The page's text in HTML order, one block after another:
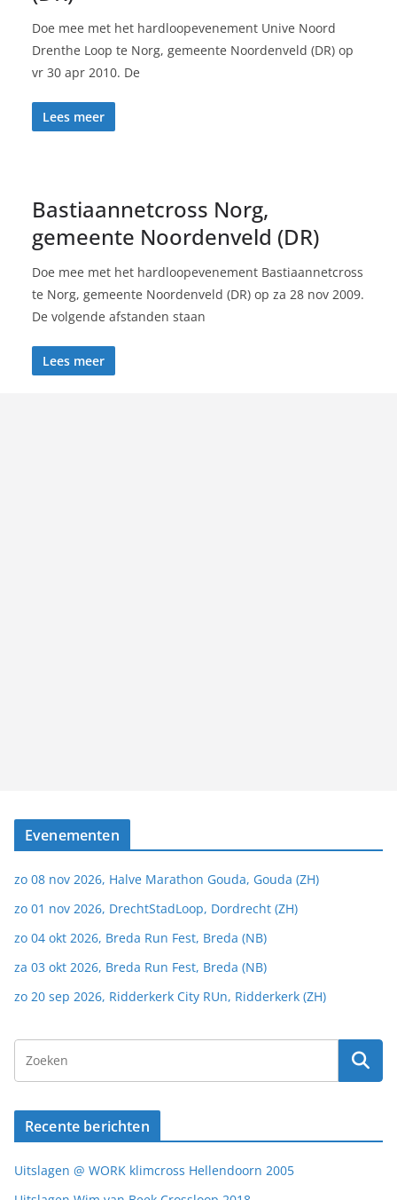
Doe mee met het hardloopevenement Unive Noord
Drenthe Loop te Norg, gemeente Noordenveld (DR) op
vr 30 apr 2010. De
Lees meer
Bastiaannetcross Norg,
gemeente Noordenveld (DR)
Doe mee met het hardloopevenement Bastiaannetcross
te Norg, gemeente Noordenveld (DR) op za 28 nov 2009.
De volgende afstanden staan
Lees meer
Evenementen
zo 08 nov 2026, Halve Marathon Gouda, Gouda (ZH)
zo 01 nov 2026, DrechtStadLoop, Dordrecht (ZH)
zo 04 okt 2026, Breda Run Fest, Breda (NB)
za 03 okt 2026, Breda Run Fest, Breda (NB)
zo 20 sep 2026, Ridderkerk City RUn, Ridderkerk (ZH)
Recente berichten
Uitslagen @ WORK klimcross Hellendoorn 2005